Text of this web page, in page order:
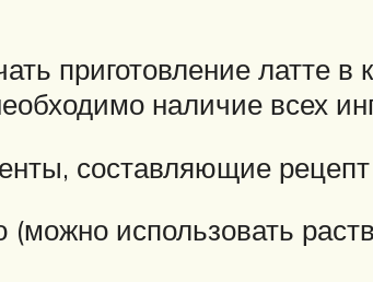
приготовление латте
наличие всех
составляющие
(можно использовать